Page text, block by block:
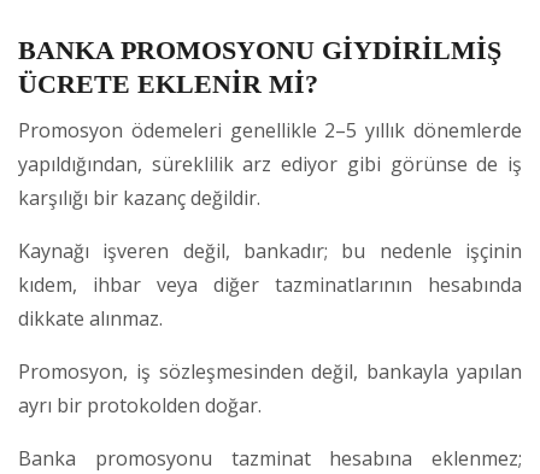
BANKA PROMOSYONU GİYDİRİLMİŞ
ÜCRETE EKLENİR Mİ?
Promosyon ödemeleri genellikle 2–5 yıllık dönemlerde
yapıldığından, süreklilik arz ediyor gibi görünse de iş
karşılığı bir kazanç değildir.
Kaynağı işveren değil, bankadır; bu nedenle işçinin
kıdem, ihbar veya diğer tazminatlarının hesabında
dikkate alınmaz.
Promosyon, iş sözleşmesinden değil, bankayla yapılan
ayrı bir protokolden doğar.
Banka promosyonu tazminat hesabına eklenmez;